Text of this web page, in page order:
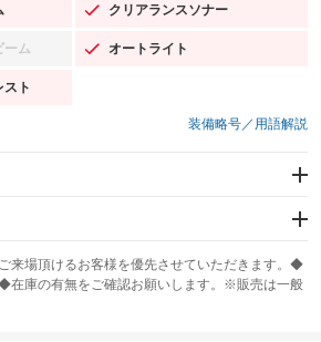
クリアランスソナー
：装備あり
ーム オートライト
：装備あり
ト
装備略号／用語解説
席/サイド
ABS
来場頂けるお客様を優先させていただきます。◆
在庫の有無をご確認お願いします。※販売は一般